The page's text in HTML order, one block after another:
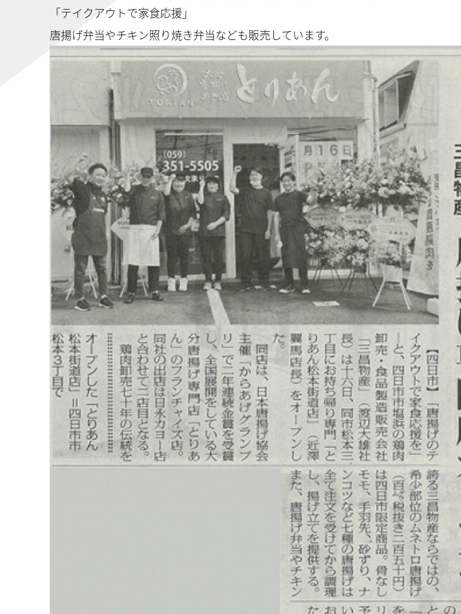
「テイクアウトで家食応援」
唐揚げ弁当やチキン照り焼き弁当なども販売しています。